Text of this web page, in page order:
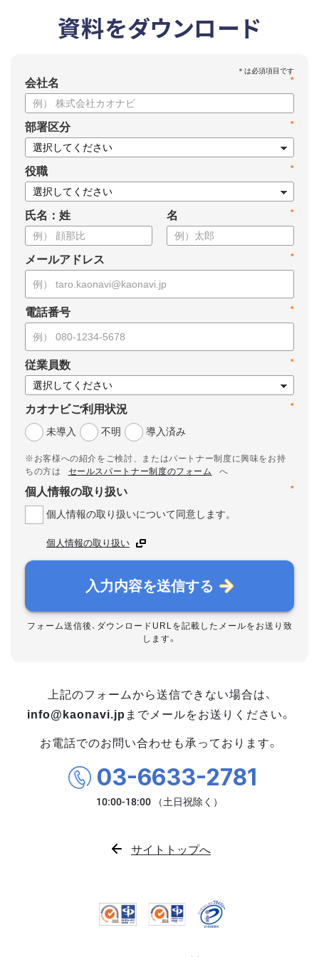
資料をダウンロード
*
会社名
*
部署区分
*
役職
氏名：姓 *
名
*
メールアドレス
*
電話番号
*
従業員数
*
カオナビご利用状況
未導入
不明 導入済み
※お客様への紹介をご検討、またはパートナー制度に興味をお持
ちの方は
セールスパートナー制度のフォーム
へ
*
個人情報の取り扱い
個人情報の取り扱いについて同意します。
個人情報の取り扱い
入力内容を送信する
フォーム送信後、ダウンロードURLを記載したメールをお送り致
します。
上記のフォームから送信できない場合は、
info@kaonavi.jp までメールをお送りください。
お電話でのお問い合わせも承っております。
03-6633-2781
サイトトップへ